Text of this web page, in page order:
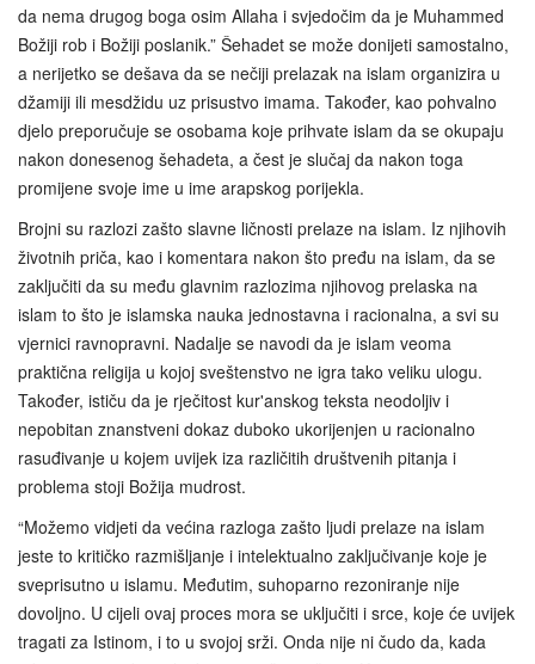
da nema drugog boga osim Allaha i svjedočim da je Muhammed
Božiji rob i Božiji poslanik.” Šehadet se može donijeti samostalno,
a nerijetko se dešava da se nečiji prelazak na islam organizira u
džamiji ili mesdžidu uz prisustvo imama. Također, kao pohvalno
djelo preporučuje se osobama koje prihvate islam da se okupaju
nakon donesenog šehadeta, a čest je slučaj da nakon toga
promijene svoje ime u ime arapskog porijekla.
Brojni su razlozi zašto slavne ličnosti prelaze na islam. Iz njihovih
životnih priča, kao i komentara nakon što pređu na islam, da se
zaključiti da su među glavnim razlozima njihovog prelaska na
islam to što je islamska nauka jednostavna i racionalna, a svi su
vjernici ravnopravni. Nadalje se navodi da je islam veoma
praktična religija u kojoj sveštenstvo ne igra tako veliku ulogu.
Također, ističu da je rječitost kur'anskog teksta neodoljiv i
nepobitan znanstveni dokaz duboko ukorijenjen u racionalno
rasuđivanje u kojem uvijek iza različitih društvenih pitanja i
problema stoji Božija mudrost.
“Možemo vidjeti da većina razloga zašto ljudi prelaze na islam
jeste to kritičko razmišljanje i intelektualno zaključivanje koje je
sveprisutno u islamu. Međutim, suhoparno rezoniranje nije
dovoljno. U cijeli ovaj proces mora se uključiti i srce, koje će uvijek
tragati za Istinom, i to u svojoj srži. Onda nije ni čudo da, kada